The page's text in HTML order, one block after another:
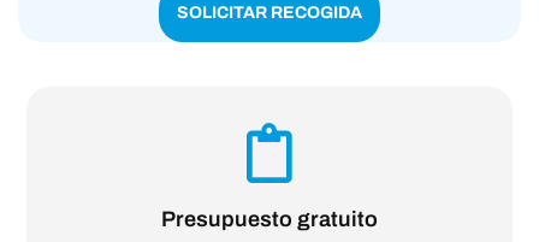
SOLICITAR RECOGIDA
Presupuesto gratuito